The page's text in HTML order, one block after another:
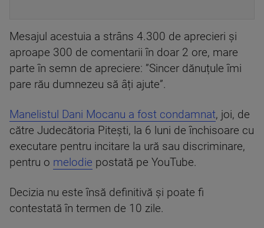
Mesajul acestuia a strâns 4.300 de aprecieri și
aproape 300 de comentarii în doar 2 ore, mare
parte în semn de apreciere: ”Sincer dănuțule îmi
pare rău dumnezeu să âți ajute”.
Manelistul Dani Mocanu a fost condamnat, joi, de
către Judecătoria Pitești, la 6 luni de închisoare cu
executare pentru incitare la ură sau discriminare,
pentru o melodie postată pe YouTube.
Decizia nu este însă definitivă și poate fi
contestată în termen de 10 zile.